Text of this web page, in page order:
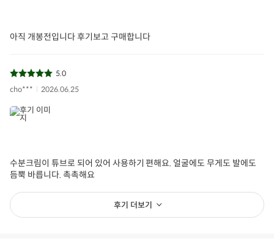
아직 개봉전입니다 후기보고 구매합니다
5.0
cho***
2026.06.25
수분크림이 튜브로 되어 있어 사용하기 편해요. 얼굴에도 무게도 발에도
듬뿍 바릅니다. 촉촉해요
후기 더보기